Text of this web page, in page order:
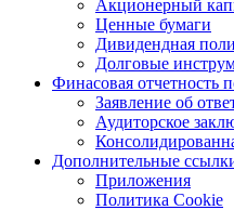
Акционерный
Ценные бумаги
Дивидендная
Долговые
Финасовая
Заявление об
Аудиторское
Дополнительные
Приложения
Политика Cookie